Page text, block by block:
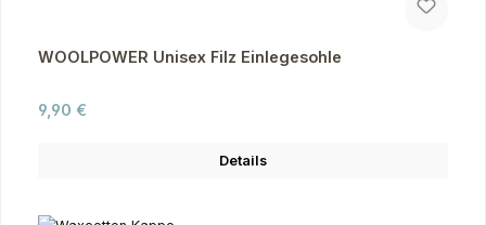
WOOLPOWER Unisex Filz Einlegesohle
Regulärer Preis:
9,90 €
Details